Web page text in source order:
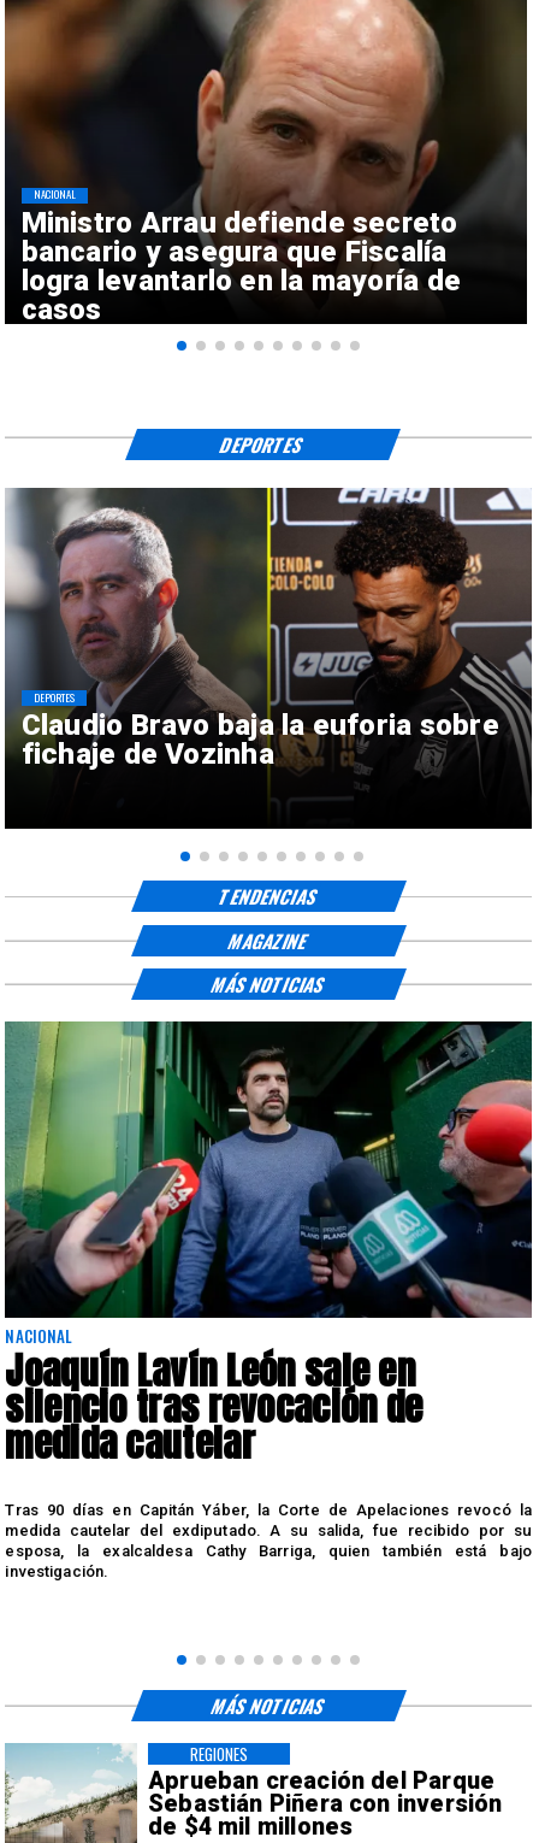
Ministro Arrau defiende secreto
bancario y asegura que Fiscalía
logra levantarlo en la mayoría de
casos
NACIONAL
Claudio Bravo baja la euforia sobre
fichaje de Vozinha
DEPORTES
DEPORTES
TENDENCIAS
MAGAZINE
NACIONAL
Joaquín Lavín León sale en
silencio tras revocación de
medida cautelar
Tras 90 días en Capitán Yáber, la Corte de Apelaciones revocó la
medida cautelar del exdiputado. A su salida, fue recibido por su
esposa, la exalcaldesa Cathy Barriga, quien también está bajo
investigación.
MÁS NOTICIAS
Aprueban creación del Parque
Sebastián Piñera con inversión
de $4 mil millones
REGIONES
MÁS NOTICIAS